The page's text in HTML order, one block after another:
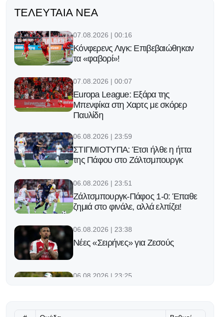
ΤΕΛΕΥΤΑΊΑ ΝΈΑ
07.08.2026 | 00:16
Κόνφερενς Λιγκ: Επιβεβαιώθηκαν
τα «φαβορί»!
07.08.2026 | 00:07
Europa League: Εξάρα της
Μπενφίκα στη Χαρτς με σκόρερ
Παυλίδη
06.08.2026 | 23:59
ΣΤΙΓΜΙΟΤΥΠΑ: Έτσι ήλθε η ήττα
της Πάφου στο Ζάλτσμπουργκ
06.08.2026 | 23:51
Ζάλτσμπουργκ-Πάφος 1-0: Έπαθε
ζημιά στο φινάλε, αλλά ελπίζει!
06.08.2026 | 23:38
Νέες «Σειρήνες» για Ζεσούς
06.08.2026 | 23:25